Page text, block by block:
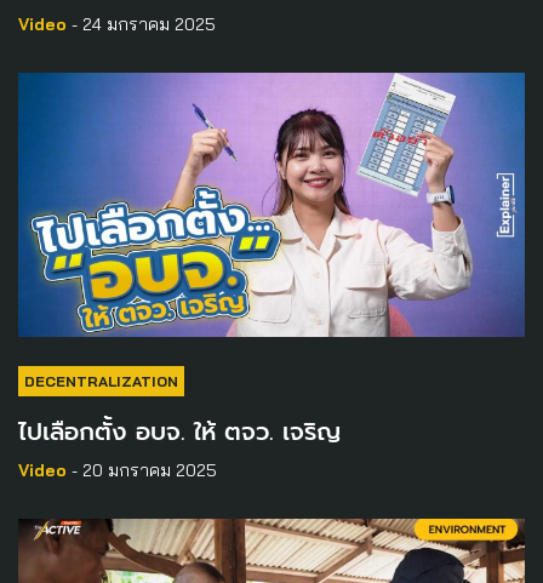
Video - 24 มกราคม 2025
DECENTRALIZATION
ไปเลือกตั้ง อบจ. ให้ ตจว. เจริญ
Video - 20 มกราคม 2025